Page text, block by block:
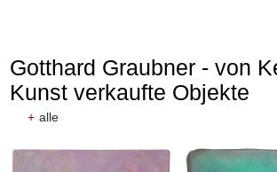
Gotthard Graubner - von
Kunst verkaufte Objekte
+ alle